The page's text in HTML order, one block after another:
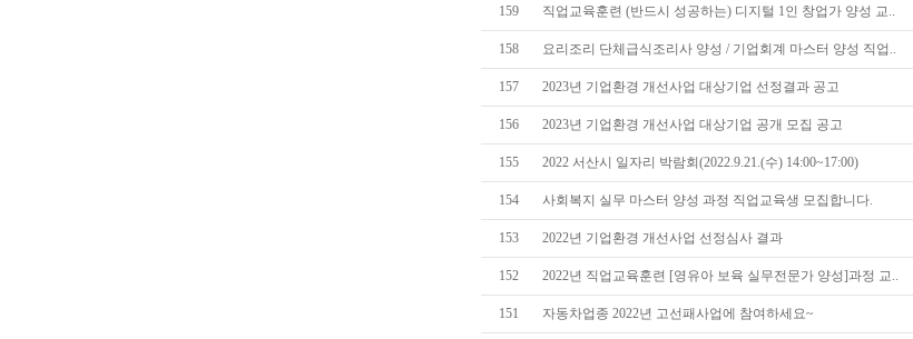
159 직업교육훈련 (반드시 성공하는) 디지털 1인 창업가 양성 교..
158 요리조리 단체급식조리사 양성 / 기업회계 마스터 양성 직업..
157 2023년 기업환경 개선사업 대상기업 선정결과 공고
156 2023년 기업환경 개선사업 대상기업 공개 모집 공고
155 2022 서산시 일자리 박람회(2022.9.21.(수) 14:00~17:00)
154 사회복지 실무 마스터 양성 과정 직업교육생 모집합니다.
153 2022년 기업환경 개선사업 선정심사 결과
152 2022년 직업교육훈련 [영유아 보육 실무전문가 양성]과정 교..
151 자동차업종 2022년 고선패사업에 참여하세요~